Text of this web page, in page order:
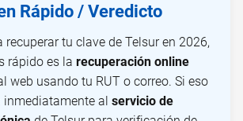
Rápido / Veredicto
recuperar tu clave de Telsur en 2026,
rápido es la recuperación online
web usando tu RUT o correo. Si eso
al servicio de